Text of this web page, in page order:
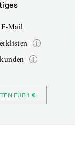
E-Mail
FÜR 1 €